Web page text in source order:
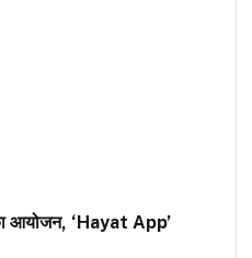
आयोजन, ‘Hayat App’